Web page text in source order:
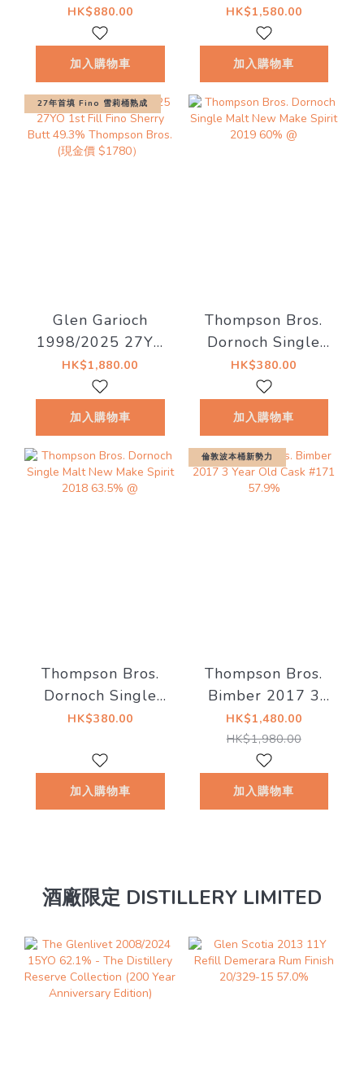
Teaninich) 12YO
50% Thompson
Bros.
HK$880.00
加入購物車
#56 56.5%
Bottled for The
MaltCask & Marc
HK$1,580.00
加入購物車
27年首填 Fino 雪莉桶熟成
Glen Garioch
1998/2025 27YO
1st Fill Fino
Sherry Butt 49.3%
Thompson Bros.
HK$1,880.00
加入購物車
Thompson Bros.
Dornoch Single
Malt New Make
Spirit 2019 60%
@
HK$380.00
加入購物車
Thompson Bros.
Dornoch Single
Malt New Make
@
HK$380.00
加入購物車
倫敦波本桶新勢力
Thompson Bros.
Bimber 2017 3
Year Old Cask
#171 57.9%
HK$1,480.00
HK$1,980.00
加入購物車
酒廠限定 DISTILLERY LIMITED